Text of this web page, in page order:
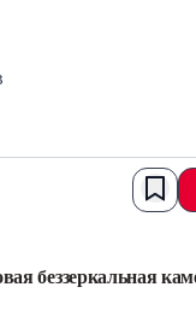
беззеркальная